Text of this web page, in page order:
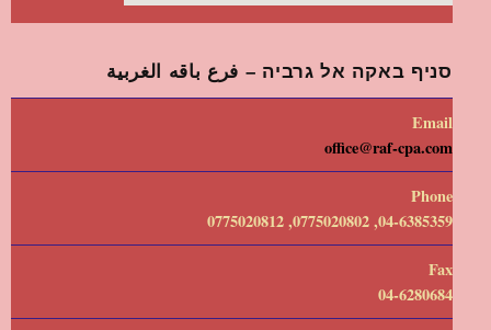
סניף באקה אל גרביה – فرع باقه الغربية
Email
office@raf-cpa.com
Phone
04-6385359, 0775020802, 0775020812
Fax
04-6280684